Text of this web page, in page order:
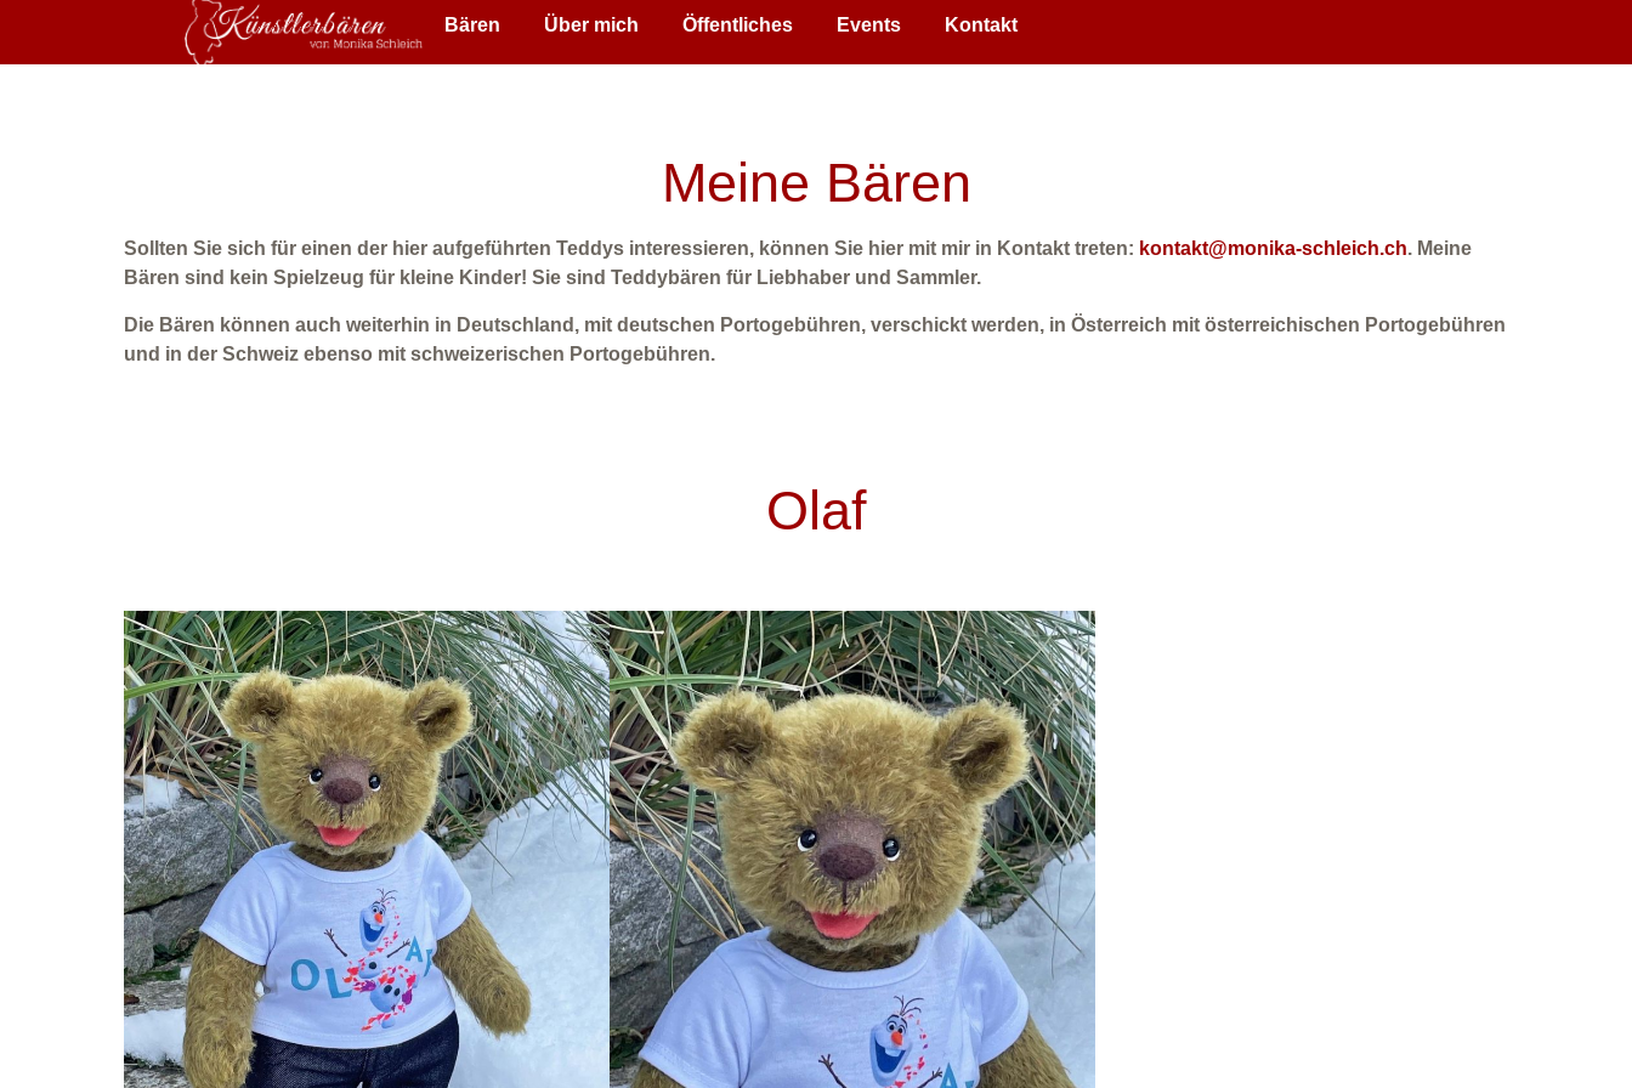
Bären Über mich Öffentliches Events Kontakt
Meine Bären
Sollten Sie sich für einen der hier aufgeführten Teddys interessieren, können Sie hier mit mir in Kontakt treten: kontakt@monika-schleich.ch. Meine
Bären sind kein Spielzeug für kleine Kinder! Sie sind Teddybären für Liebhaber und Sammler.
Die Bären können auch weiterhin in Deutschland, mit deutschen Portogebühren, verschickt werden, in Österreich mit österreichischen Portogebühren
und in der Schweiz ebenso mit schweizerischen Portogebühren.
Olaf